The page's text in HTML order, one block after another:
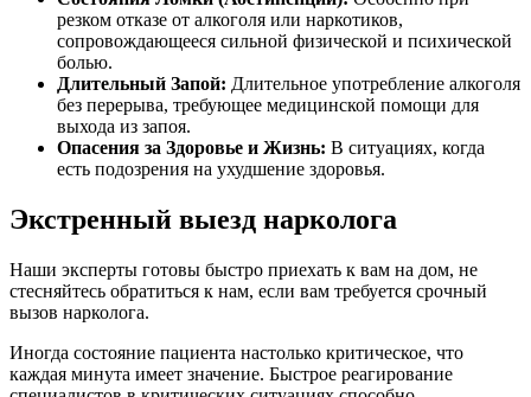
резком отказе от алкоголя или наркотиков,
сопровождающееся сильной физической и психической
болью.
Длительный Запой: Длительное употребление алкоголя
без перерыва, требующее медицинской помощи для
выхода из запоя.
Опасения за Здоровье и Жизнь: В ситуациях, когда
есть подозрения на ухудшение здоровья.
Экстренный выезд нарколога
Наши эксперты готовы быстро приехать к вам на дом, не
стесняйтесь обратиться к нам, если вам требуется срочный
вызов нарколога.
Иногда состояние пациента настолько критическое, что
каждая минута имеет значение. Быстрое реагирование